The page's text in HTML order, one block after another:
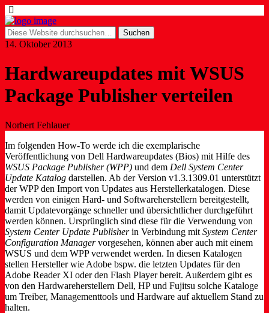
14. Oktober 2013
Hardwareupdates mit WSUS
Package Publisher verteilen
Norbert Fehlauer
Im folgenden How-To werde ich die exemplarische
Veröffentlichung von Dell Hardwareupdates (Bios) mit Hilfe des
WSUS Package Publisher (WPP) und dem Dell System Center
Update Katalog darstellen. Ab der Version v1.3.1309.01 unterstützt
der WPP den Import von Updates aus Herstellerkatalogen. Diese
werden von einigen Hard- und Softwareherstellern bereitgestellt,
damit Updatevorgänge schneller und übersichtlicher durchgeführt
werden können. Ursprünglich sind diese für die Verwendung von
System Center Update Publisherin Verbindung mit System Center
Configuration Managervorgesehen, können aber auch mit einem
WSUS und dem WPP verwendet werden. In diesen Katalogen
stellen Hersteller wie Adobe bspw. die letzten Updates für den
Adobe Reader XI oder den Flash Player bereit. Außerdem gibt es
von den Hardwareherstellern Dell, HP und Fujitsu solche Kataloge
um Treiber, Managementtools und Hardware auf aktuellem Stand zu
halten.